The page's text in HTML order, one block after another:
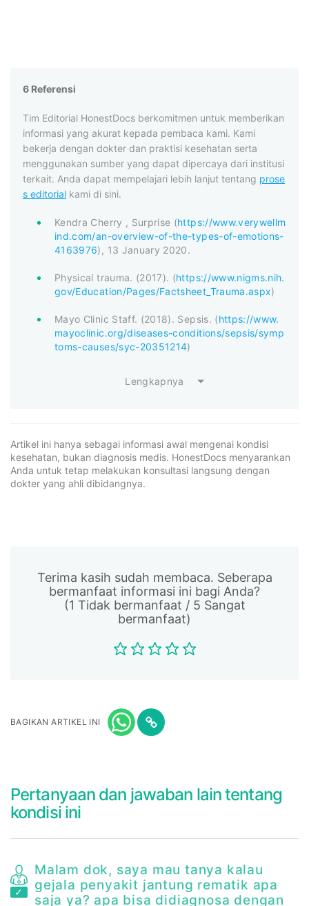
6 Referensi
Tim Editorial HonestDocs berkomitmen untuk memberikan
informasi yang akurat kepada pembaca kami. Kami
bekerja dengan dokter dan praktisi kesehatan serta
menggunakan sumber yang dapat dipercaya dari institusi
terkait. Anda dapat mempelajari lebih lanjut tentang prose
s editorial kami di sini.
Kendra Cherry , Surprise (https://www.verywellm
ind.com/an-overview-of-the-types-of-emotions-
4163976), 13 January 2020.
Physical trauma. (2017). (https://www.nigms.nih.
gov/Education/Pages/Factsheet_Trauma.aspx)
Mayo Clinic Staff. (2018). Sepsis. (https://www.
mayoclinic.org/diseases-conditions/sepsis/symp
toms-causes/syc-20351214)
Lengkapnya
Artikel ini hanya sebagai informasi awal mengenai kondisi
kesehatan, bukan diagnosis medis. HonestDocs menyarankan
Anda untuk tetap melakukan konsultasi langsung dengan
dokter yang ahli dibidangnya.
Terima kasih sudah membaca. Seberapa
bermanfaat informasi ini bagi Anda?
(1 Tidak bermanfaat / 5 Sangat
bermanfaat)
BAGIKAN ARTIKEL INI
Pertanyaan dan jawaban lain tentang
kondisi ini
Malam dok, saya mau tanya kalau
gejala penyakit jantung rematik apa
saja ya? apa bisa didiagnosa dengan